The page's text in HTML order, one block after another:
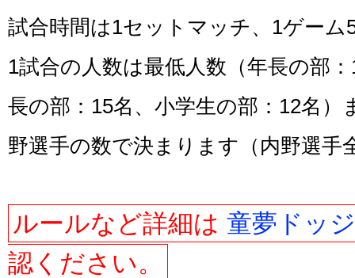
試合時間は1セットマッチ、1ゲーム
1試合の人数は最低人数（年長の部
長の部：15名、小学生の部：12名
野選手の数で決まります（内野選手
ルールなど詳細は 童夢ドッ
認ください。